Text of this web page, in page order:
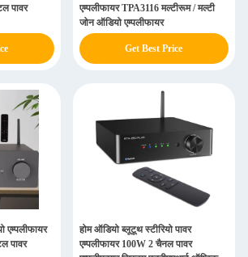
पावर
एम्पलीफायर TPA3116 मल्टीरूम / मल्टी
जोन ऑडियो एम्पलीफायर
Get Best Price
एम्पलीफायर
पावर
होम ऑडियो ब्लूटूथ स्टीरियो पावर
एम्पलीफायर 100W 2 चैनल पावर